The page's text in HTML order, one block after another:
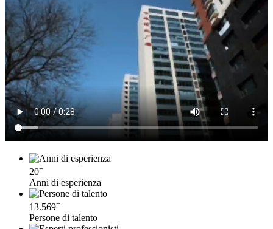
20+
Anni di esperienza
13.569+
Persone di talento